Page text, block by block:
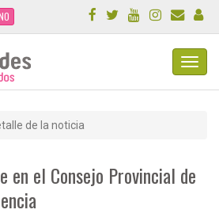
de la noticia
en el Consejo Provincial de